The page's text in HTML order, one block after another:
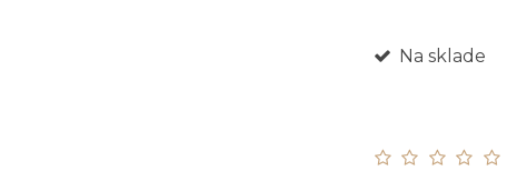
Na sklade